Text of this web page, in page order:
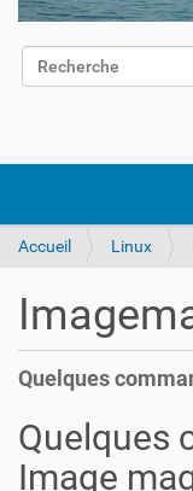
Chercher par
Accueil Linux
Quelques
Quelques
Image